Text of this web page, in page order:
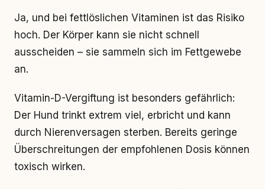
Ja, und bei fettlöslichen Vitaminen ist das Risiko
hoch. Der Körper kann sie nicht schnell
ausscheiden – sie sammeln sich im Fettgewebe
an.
Vitamin-D-Vergiftung ist besonders gefährlich:
Der Hund trinkt extrem viel, erbricht und kann
durch Nierenversagen sterben. Bereits geringe
Überschreitungen der empfohlenen Dosis können
toxisch wirken.